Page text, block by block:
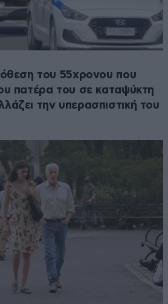
του 55χρονου που
πατέρα του σε καταψύκτη
την υπερασπιστική του